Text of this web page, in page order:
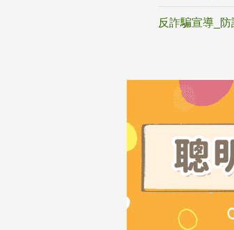
反詐騙宣導_